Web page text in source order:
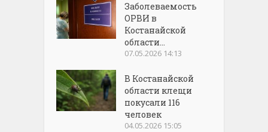
Заболеваемость
ОРВИ в
Костанайской
области...
07.05.2026 14:13
В Костанайской
области клещи
покусали 116
человек
04.05.2026 15:05